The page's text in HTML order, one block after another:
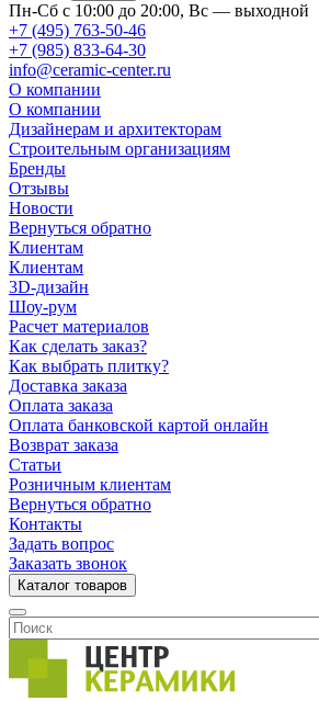
Пн-Сб с 10:00 до 20:00, Вс — выходной
+7 (495) 763-50-46
+7 (985) 833-64-30
info@ceramic-center.ru
О компании
О компании
Дизайнерам и архитекторам
Строительным организациям
Бренды
Отзывы
Новости
Вернуться обратно
Клиентам
Клиентам
3D-дизайн
Шоу-рум
Расчет материалов
Как сделать заказ?
Как выбрать плитку?
Доставка заказа
Оплата заказа
Оплата банковской картой онлайн
Возврат заказа
Статьи
Розничным клиентам
Вернуться обратно
Контакты
Задать вопрос
Заказать звонок
Каталог товаров